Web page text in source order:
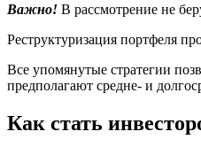
Важно! В рассмотрение не
Реструктуризация портфеля
Все упомянутые стратегии
предполагают средне- и
Как стать